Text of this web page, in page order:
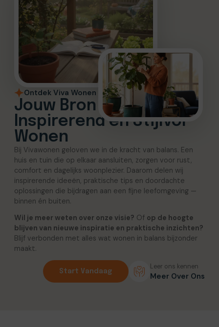
Ontdek Viva Wonen
Jouw Bron voor
Inspirerend en Stijlvol
Wonen
Bij Vivawonen geloven we in de kracht van balans. Een
huis en tuin die op elkaar aansluiten, zorgen voor rust,
comfort en dagelijks woonplezier. Daarom delen wij
inspirerende ideeën, praktische tips en doordachte
oplossingen die bijdragen aan een fijne leefomgeving —
binnen én buiten.
Wil je meer weten over onze visie? Of op de hoogte
blijven van nieuwe inspiratie en praktische inzichten?
Blijf verbonden met alles wat wonen in balans bijzonder
maakt.
Start Vandaag
Leer ons kennen
Meer Over Ons